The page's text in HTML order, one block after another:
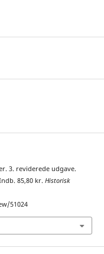
3. reviderede udgave.
85,80 kr. Historisk
51024